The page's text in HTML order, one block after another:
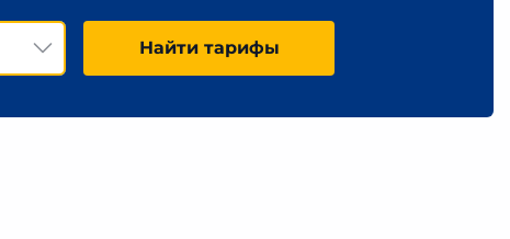
Найти тарифы